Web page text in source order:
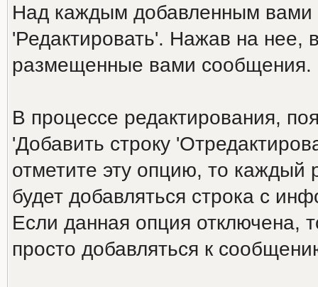
Над каждым добавленным вами
'Редактировать'. Нажав на нее,
размещенные вами сообщения.
В процессе редактирования,
'Добавить строку
отметите эту опцию, то каждый
будет добавляться строка с
Если данная опция отключена,
просто добавляться к